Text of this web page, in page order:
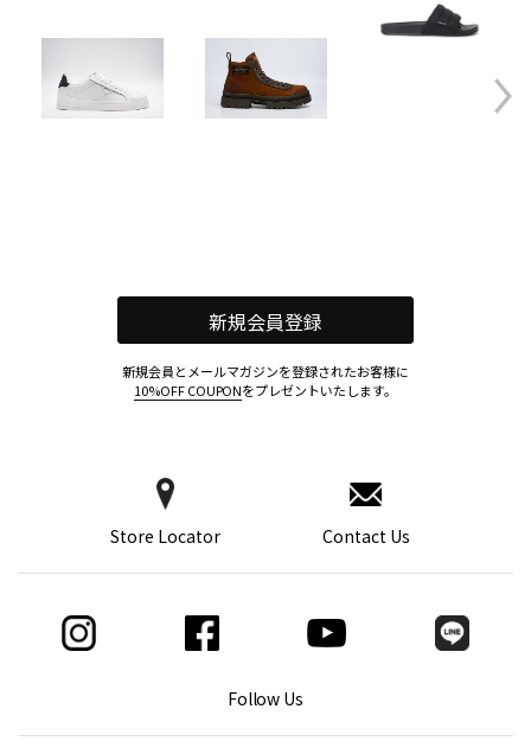
Follow Us
Store Locator Contact Us
新規会員登録
新規会員とメールマガジンを登録されたお客様に
10%OFF COUPONをプレゼントいたします。